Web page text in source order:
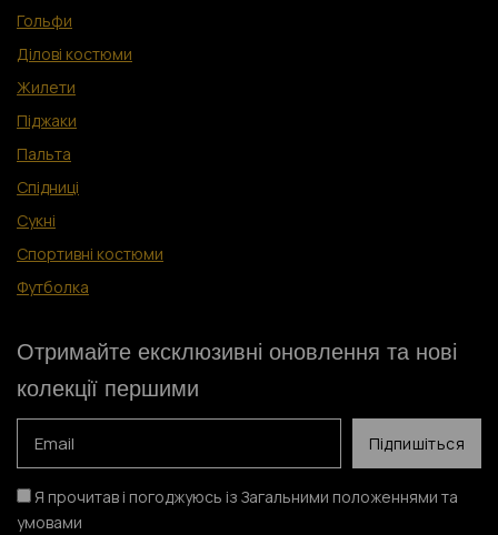
Гольфи
Ділові костюми
Жилети
Піджаки
Пальта
Спідниці
Сукні
Спортивні костюми
Футболка
Отримайте ексклюзивні оновлення та нові
колекції першими
Я прочитав і погоджуюсь із Загальними положеннями та
умовами